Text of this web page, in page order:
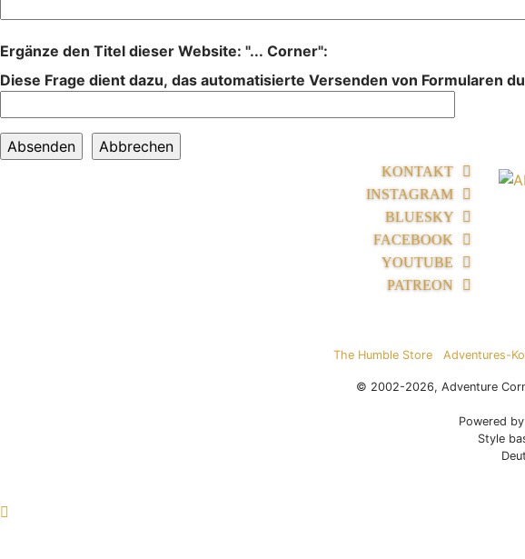
Ergänze den Titel dieser Website: "... Corner":
Diese Frage dient dazu, das automatisierte Versenden von Formularen
KONTAKT
INSTAGRAM
BLUESKY
FACEBOOK
YOUTUBE
PATREON
The Humble Store
Adventures-
© 2002-2026, Adventure
Powered by
Style